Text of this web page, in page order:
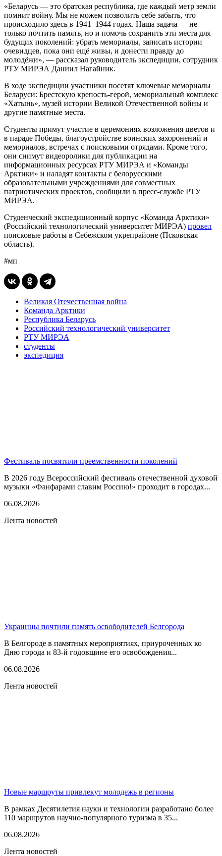
«Беларусь — это братская республика, где каждый метр земли
помнит войну. Мы не можем позволить себе забыть, что
происходило здесь в 1941–1944 годах. Наша задача — не
только почтить память, но и помочь сохранить эти места для
будущих поколений: убрать мемориалы, записать истории
очевидцев, пока они ещё живы, и донести правду до
молодёжи», — рассказал руководитель экспедиции, сотрудник
РТУ МИРЭА Даниил Нагайник.
В ходе экспедиции участники посетят ключевые мемориалы
Беларуси: Брестскую крепость-герой, мемориальный комплекс
«Хатынь», музей истории Великой Отечественной войны и
другие памятные места.
Студенты примут участие в церемониях возложения цветов и
в параде Победы, благоустройстве воинских захоронений и
мемориалов, встречах с поисковыми отрядами. Кроме того,
они снимут видеоролики для публикации на
информационных ресурсах РТУ МИРЭА и «Команды
Арктики» и наладят контакты с белорусскими
образовательными учреждениями для совместных
патриотических проектов, сообщили в пресс-службе РТУ
МИРЭА.
Студенческий экспедиционный корпус «Команда Арктики»
(Российский технологический университет МИРЭА) провел
поисковые работы в Себежском укрепрайоне (Псковская
область).
#мп
Великая Отечественная война
Команда Арктики
Республика Беларусь
Российский технологический университет
РТУ МИРЭА
студенты
экспедиция
Фестиваль посвятили преемственности поколений
В 2026 году Всероссийский фестиваль отечественной духовой
музыки «Фанфарами славим Россию!» проходит в городах...
06.08.2026
Лента новостей
Украинцы почтили память освободителей Белгорода
В Белгороде в памятных мероприятиях, приуроченных ко
Дню города и 83-й годовщине его освобождения...
06.08.2026
Лента новостей
Новые маршруты привлекут молодежь в регионы
В рамках Десятилетия науки и технологии разработано более
110 маршрутов научно-популярного туризма в 35...
06.08.2026
Лента новостей